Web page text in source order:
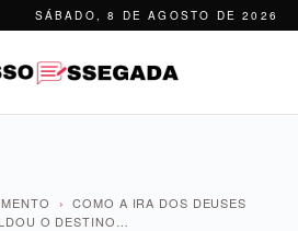
SÁBADO, 8 DE AGOSTO DE 2026
› COMO A IRA DOS DEUSES
O DESTINO…